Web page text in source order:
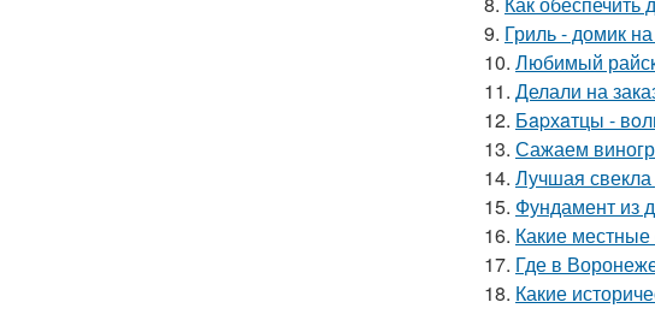
9. Гриль - домик
10. Любимый
11. Делали на
12. Бapхaтцы -
13. Сажаем
14. Лучшая
15. Фундамент из
16. Какие
17. Где в
18. Какие